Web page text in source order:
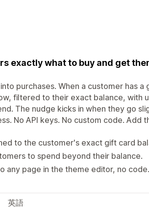
exactly what to buy and get
purchases. When a customer has
filtered to their exact balance, with
The nudge kicks in when they go
No API keys. No custom code. Add
to the customer's exact gift card
to spend beyond their balance.
any page in the theme editor, no code.
英語